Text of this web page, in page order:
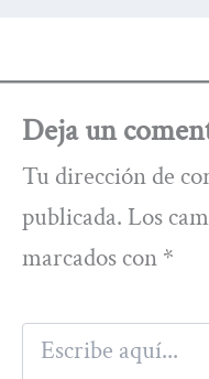
Deja un
Tu dirección de
publicada. Los
marcados con *
Escribe
aquí...